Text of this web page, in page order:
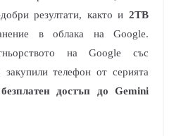
резултати, както и 2TB
в облака на Google.
на Google със
закупили телефон от серията
достъп до Gemini